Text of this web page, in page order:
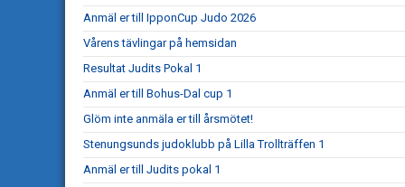
Anmäl er till IpponCup Judo 2026
Vårens tävlingar på hemsidan
Resultat Judits Pokal 1
Anmäl er till Bohus-Dal cup 1
Glöm inte anmäla er till årsmötet!
Stenungsunds judoklubb på Lilla Trollträffen 1
Anmäl er till Judits pokal 1